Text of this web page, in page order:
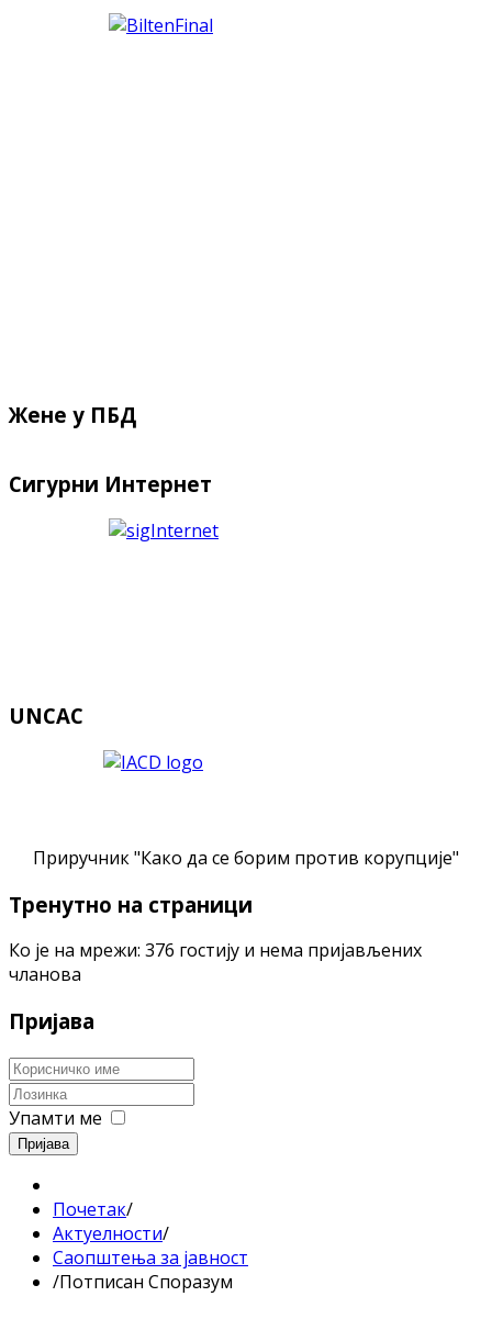
Жене у ПБД
Сигурни Интернет
UNCAC
Приручник "Како да се борим против корупције"
Тренутно на страници
Ко је на мрежи: 376 гостију и нема пријављених
чланова
Пријава
Упамти ме
Пријава
Почетак/
Актуелности/
Саопштења за јавност
/Потписан Споразум